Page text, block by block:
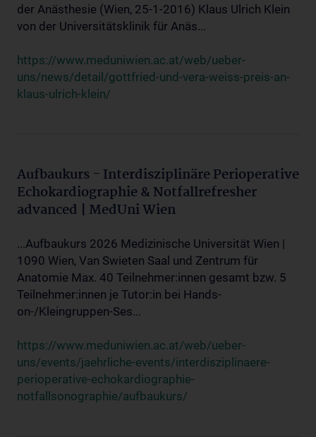
der Anästhesie (Wien, 25-1-2016) Klaus Ulrich Klein
von der Universitätsklinik für Anäs...
https://www.meduniwien.ac.at/web/ueber-
uns/news/detail/gottfried-und-vera-weiss-preis-an-
klaus-ulrich-klein/
Aufbaukurs - Interdisziplinäre Perioperative
Echokardiographie & Notfallrefresher
advanced | MedUni Wien
...Aufbaukurs 2026 Medizinische Universität Wien |
1090 Wien, Van Swieten Saal und Zentrum für
Anatomie Max. 40 Teilnehmer:innen gesamt bzw. 5
Teilnehmer:innen je Tutor:in bei Hands-
on-/Kleingruppen-Ses...
https://www.meduniwien.ac.at/web/ueber-
uns/events/jaehrliche-events/interdisziplinaere-
perioperative-echokardiographie-
notfallsonographie/aufbaukurs/